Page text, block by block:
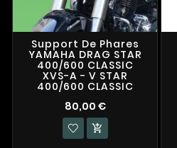
Support De Phares
YAMAHA DRAG STAR
400/600 CLASSIC
XVS-A - V STAR
400/600 CLASSIC
80,00 €
